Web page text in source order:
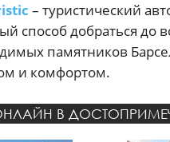
– туристический
способ добраться до
памятников
и комфортом.
В